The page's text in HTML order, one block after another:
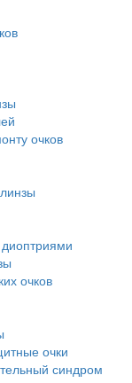
очков
очков
очки
синдром